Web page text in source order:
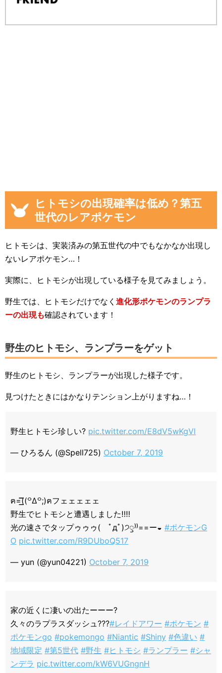
ヒトモシの出現確率は低め？第五
世代のレアポケモン
ヒトモシは、実装済みの第五世代の中でもなかなか出現し
ないレアポケモン…！
実際に、ヒトモシが出現している様子を見てみましょう。
野生では、ヒトモシだけでなく 進化形ポケモンのランプラ
ーの出現も確認されています！
野生のヒトモシ、ランプラーをゲット
野生のヒトモシ、ランプラーが出現した様子です。
見つけたときにはかなりテンション上がりますね…！
野生ヒトモシ珍しい? pic.twitter.com/E8dV5wKgVl
— ひろるん (@Spell725) October 7, 2019
ฅ=͟͟͞͞((꒪∆꒪;)ฅフェェェェェ
野生でヒトモシと遭遇しました‼️‼️
光の速さでタップゥゥゥ( ﾟдﾟ)੭ꠥ⁾⁾==ー◒ #ポケモンG
O pic.twitter.com/R9DUboQ517
— yun (@yun04221) October 7, 2019
家の近くに凄いの出たーーー?
久々のラプラスダッシュ???#レイドアワー #ポケモン #
ポケモンgo #pokemongo #Niantic #Shiny #色違い #
地域限定 #第5世代 #野生 #ヒトモシ #ランプラー #シャ
ンデラ pic.twitter.com/kW6VUGngnH